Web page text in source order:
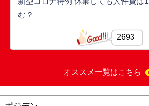
む？
2693
オススメ一覧はこちら